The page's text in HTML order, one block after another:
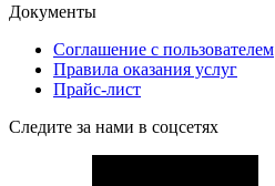
Документы
Соглашение с пользователем
Правила оказания услуг
Прайс-лист
Следите за нами в соцсетях